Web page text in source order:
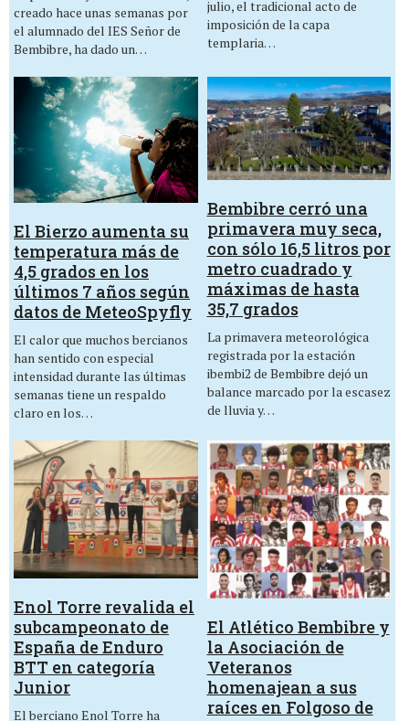
creado hace unas semanas por
el alumnado del IES Señor de
Bembibre, ha dado un…
julio, el tradicional acto de
imposición de la capa
templaria…
El Bierzo aumenta su
temperatura más de
4,5 grados en los
últimos 7 años según
datos de MeteoSpyfly
El calor que muchos bercianos
han sentido con especial
intensidad durante las últimas
semanas tiene un respaldo
claro en los…
Bembibre cerró una
primavera muy seca,
con sólo 16,5 litros por
metro cuadrado y
máximas de hasta
35,7 grados
La primavera meteorológica
registrada por la estación
ibembi2 de Bembibre dejó un
balance marcado por la escasez
de lluvia y…
Enol Torre revalida el
subcampeonato de
España de Enduro
BTT en categoría
Junior
El berciano Enol Torre ha
El Atlético Bembibre y
la Asociación de
Veteranos
homenajean a sus
raíces en Folgoso de